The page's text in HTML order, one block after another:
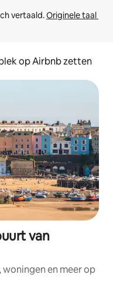
vertaald. Originele taal
op Airbnb zetten
van
en meer op